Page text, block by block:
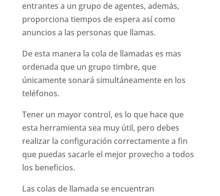
entrantes a un grupo de agentes, además,
proporciona tiempos de espera así como
anuncios a las personas que llamas.
De esta manera la cola de llamadas es mas
ordenada que un grupo timbre, que
únicamente sonará simultáneamente en los
teléfonos.
Tener un mayor control, es lo que hace que
esta herramienta sea muy útil, pero debes
realizar la configuración correctamente a fin
que puedas sacarle el mejor provecho a todos
los beneficios.
Las colas de llamada se encuentran